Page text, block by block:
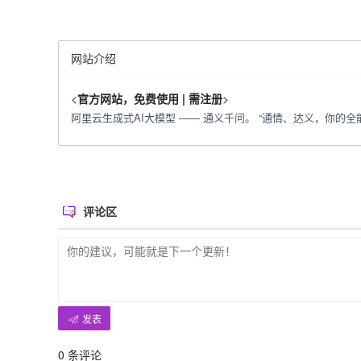
网站介绍
<官方网站，免费使用 | 需注册>
阿里云生成式AI大模型 —— 通义千问。 “通情、达义，你的全
评论区
发表
0 条评论